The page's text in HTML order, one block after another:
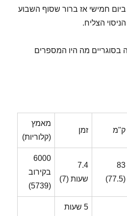
ביום חמישי אז ברור שסוף השבוע
הצליח.
בסוגריים מה היו המספרים
ק"מ זמן
מאמץ
(קלוריות)
83
(77.5)
7.4
שעות (7)
6000
בקירוב
(5739)
5 שעות